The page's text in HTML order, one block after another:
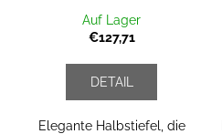
Auf Lager
€127,71
DETAIL
Elegante Halbstiefel, die